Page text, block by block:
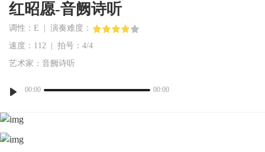
红昭愿-音阙诗听
调性：E | 演奏难度：
速度：112 | 拍号：4/4
艺术家：音阙诗听
00:00 00:00